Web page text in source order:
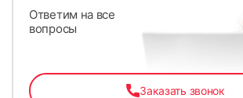
Ответим на все
вопросы
Заказать звонок